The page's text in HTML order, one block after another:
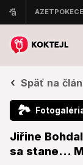
Späť na
🏞
Jiřine
sa stane...